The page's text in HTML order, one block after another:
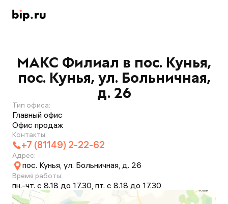
МАКС Филиал в пос. Кунья,
пос. Кунья, ул. Больничная,
д. 26
Тип офиса:
Главный офис
Офис продаж
Контакты:
+7 (81149) 2-22-62
Адрес:
пос. Кунья, ул. Больничная, д. 26
Время работы:
пн.-чт. с 8.18 до 17.30, пт. с 8.18 до 17.30